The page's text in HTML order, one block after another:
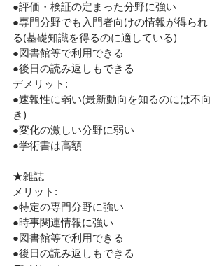
●評価・検証の定まった分野に強い
●専門分野でも入門者向けの情報が得られ
る(基礎知識を得るのに適している)
●図書館等で利用できる
●後日の読み返しもできる
デメリット:
●速報性に弱い(最新動向を知るのには不向
き)
●変化の激しい分野に弱い
●学術書は高額
★雑誌
メリット:
●特定の専門分野に強い
●時事関連情報に強い
●図書館等で利用できる
●後日の読み返しもできる